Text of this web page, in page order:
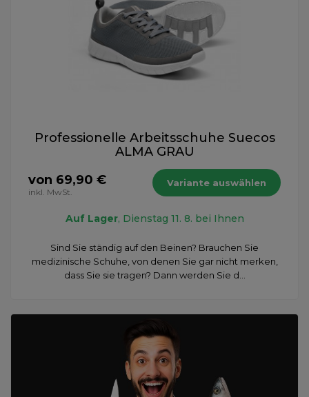
Professionelle Arbeitsschuhe Suecos
ALMA GRAU
von 69,90 €
inkl. MwSt.
Variante auswählen
Auf Lager, Dienstag 11. 8. bei Ihnen
Sind Sie ständig auf den Beinen? Brauchen Sie
medizinische Schuhe, von denen Sie gar nicht merken,
dass Sie sie tragen? Dann werden Sie d...